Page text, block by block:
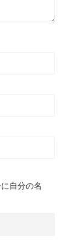
自分の名